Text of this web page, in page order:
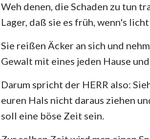
3. Mose 4. Mose
5. Mose Josua
Richter Rut
1.Könige 2.Könige
1. Chronik 2. Chronik
Esra Nehemia
Weh denen, die Schaden zu tun
Lager, daß sie es früh, wenn's
Sie reißen Äcker an sich und
Gewalt mit eines jeden Hause
Darum spricht der HERR also:
euren Hals nicht daraus ziehen
soll eine böse Zeit sein.